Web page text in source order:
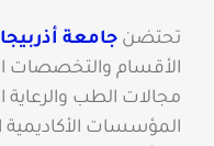
تحتضن جامعة
الأقسام والتخصصات
مجالات الطب والرعاية
المؤسسات